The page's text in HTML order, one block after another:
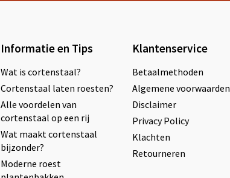
Informatie en Tips
Wat is cortenstaal?
Cortenstaal laten roesten?
Alle voordelen van
cortenstaal op een rij
Wat maakt cortenstaal
bijzonder?
Moderne roest
Klantenservice
Betaalmethoden
Algemene voorwaarden
Disclaimer
Privacy Policy
Klachten
Retourneren